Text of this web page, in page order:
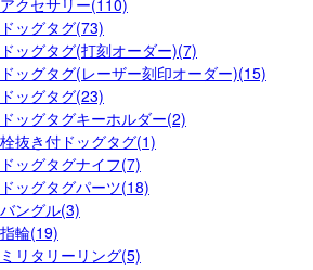
ドッグタグ(73)
ドッグタグ(打刻オーダー)(7)
ドッグタグ(レーザー刻印オーダー)(15)
ドッグタグ(23)
ドッグタグキーホルダー(2)
栓抜き付ドッグタグ(1)
ドッグタグナイフ(7)
ドッグタグパーツ(18)
バングル(3)
指輪(19)
ミリタリーリング(5)